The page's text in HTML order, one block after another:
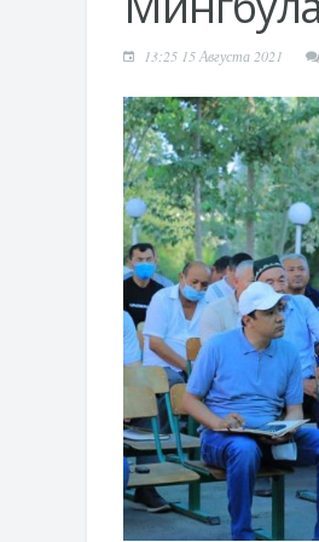
13:25 15 Августа 2021